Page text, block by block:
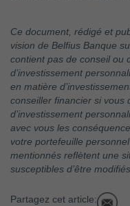
Ce document, rédigé et
vision de Belfius Banque
contient pas de conseil ou
d’investissement
en matière
conseiller financier si vous
d’investissement
avec vous les
votre portefeuille
mentionnés reflètent une
susceptibles d’être modifiés.
Partagez cet article: